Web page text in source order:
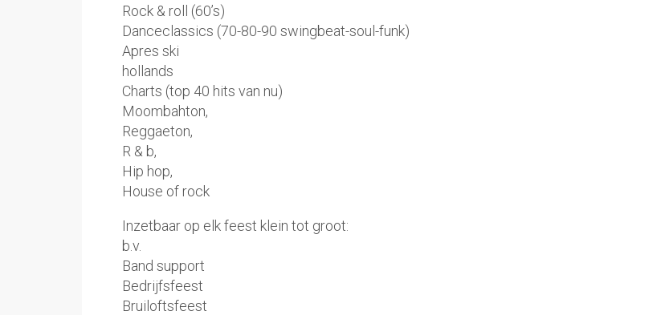
Rock & roll (60’s)
Danceclassics (70-80-90 swingbeat-soul-funk)
Apres ski
hollands
Charts (top 40 hits van nu)
Moombahton,
Reggaeton,
R & b,
Hip hop,
House of rock
Inzetbaar op elk feest klein tot groot:
b.v.
Band support
Bedrijfsfeest
Bruiloftsfeest